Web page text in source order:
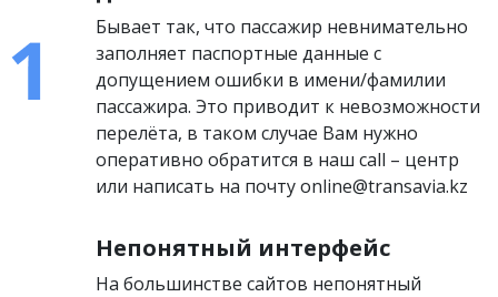
Бывает так, что пассажир невнимательно
заполняет паспортные данные с
допущением ошибки в имени/фамилии
пассажира. Это приводит к невозможности
перелёта, в таком случае Вам нужно
оперативно обратится в наш call – центр
или написать на почту online@transavia.kz
Непонятный интерфейс
На большинстве сайтов непонятный